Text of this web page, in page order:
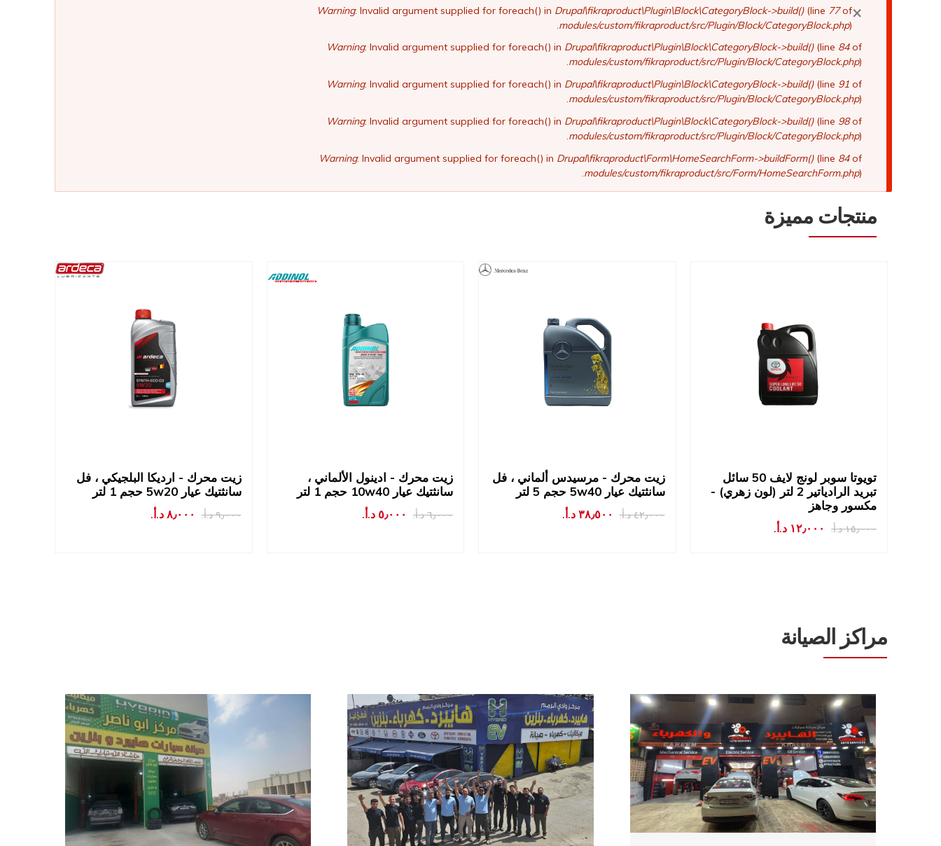
×
رسالة
الخطأ
Warning: Invalid argument supplied for foreach() in Drupal\fikraproduct\Plugin\Block\CategoryBlock->build()(line 77of
modules/custom/fikraproduct/src/Plugin/Block/CategoryBlock.php).
Warning: Invalid argument supplied for foreach() in Drupal\fikraproduct\Plugin\Block\CategoryBlock->build()(line 84of
modules/custom/fikraproduct/src/Plugin/Block/CategoryBlock.php).
Warning: Invalid argument supplied for foreach() in Drupal\fikraproduct\Plugin\Block\CategoryBlock->build()(line 91 of
modules/custom/fikraproduct/src/Plugin/Block/CategoryBlock.php).
Warning: Invalid argument supplied for foreach() in Drupal\fikraproduct\Plugin\Block\CategoryBlock->build()(line 98of
modules/custom/fikraproduct/src/Plugin/Block/CategoryBlock.php).
Warning: Invalid argument supplied for foreach() in Drupal\fikraproduct\Form\HomeSearchForm->buildForm()(line 84of
modules/custom/fikraproduct/src/Form/HomeSearchForm.php).
منتجات مميزة
تويوتا سوبر لونج لايف 50 سائل
تبريد الرادياتير 2 لتر (لون زهري) -
مكسور وجاهز
١٥٫٠٠٠ د.أ.‏ ١٢٫٠٠٠ د.أ.‏
زيت محرك - مرسيدس ألماني ، فل
سانثتيك عيار 5w40 حجم 5 لتر
٤٢٫٠٠٠ د.أ.‏ ٣٨٫٥٠٠ د.أ.‏
زيت محرك - ادينول الألماني ،
سانثتيك عيار 10w40 حجم 1 لتر
٦٫٠٠٠ د.أ.‏ ٥٫٠٠٠ د.أ.‏
زيت محرك - ارديكا البلجيكي ، فل
سانثتيك عيار 5w20 حجم 1 لتر
٩٫٠٠٠ د.أ.‏ ٨٫٠٠٠ د.أ.‏
مراكز الصيانة